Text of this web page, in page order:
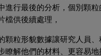
進行最後的分析，個別顆粒
檔供後續處理，
顆粒形貌數據讓研究人員、
瞭解他們的材料、更容易地